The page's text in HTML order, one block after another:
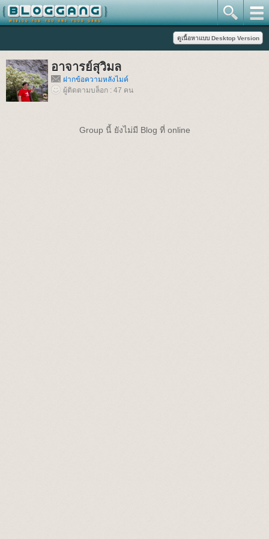
อาจารย์สุวิมล
ฝากข้อความหลังไมค์
ผู้ติดตามบล็อก : 47 คน
Group นี้ ยังไม่มี Blog ที่ online